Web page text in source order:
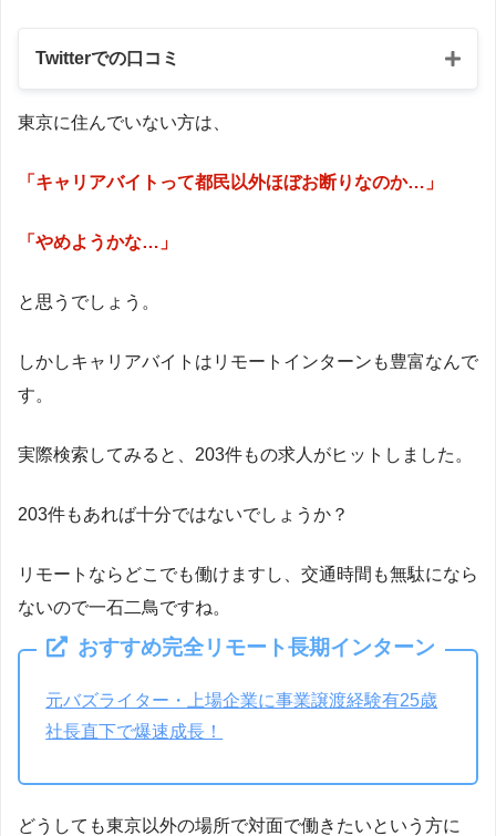
Twitterでの口コミ
Twitterでの意見
東京に住んでいない方は、
「キャリアバイトって都民以外ほぼお断りなのか…」
「やめようかな…」
と思うでしょう。
しかしキャリアバイトはリモートインターンも豊富なんで
す。
実際検索してみると、203件もの求人がヒットしました。
203件もあれば十分ではないでしょうか？
リモートならどこでも働けますし、交通時間も無駄になら
ないので一石二鳥ですね。
おすすめ完全リモート長期インターン
元バズライター・上場企業に事業譲渡経験有25歳
社長直下で爆速成長！
どうしても東京以外の場所で対面で働きたいという方に